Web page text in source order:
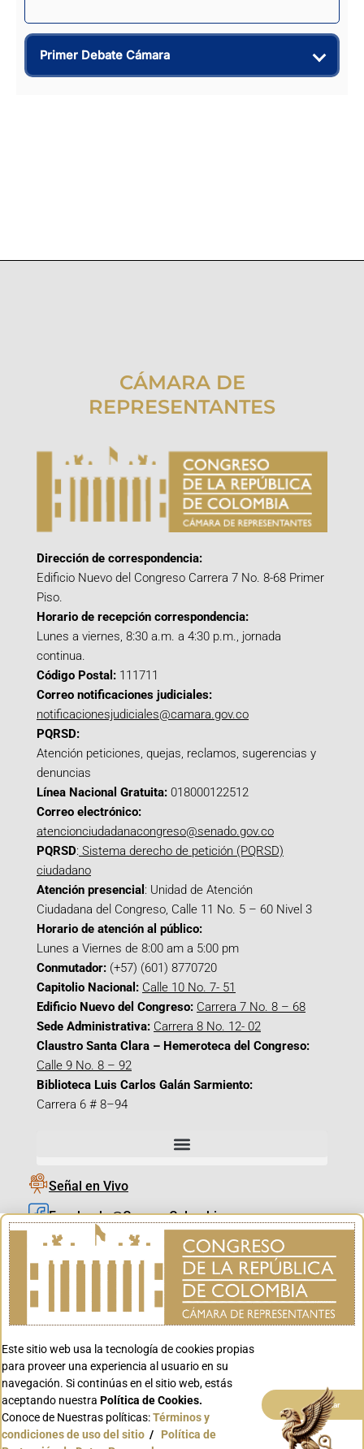
Primer Debate Cámara
CÁMARA DE
REPRESENTANTES
Dirección de correspondencia:
Edificio Nuevo del Congreso Carrera 7 No. 8-68 Primer
Piso.
Horario de recepción correspondencia:
Lunes a viernes, 8:30 a.m. a 4:30 p.m., jornada
continua.
Código Postal: 111711
Correo notificaciones judiciales:
notificacionesjudiciales@camara.gov.co
PQRSD:
Atención peticiones, quejas, reclamos, sugerencias y
denuncias
Línea Nacional Gratuita: 018000122512
Correo electrónico:
atencionciudadanacongreso@senado.gov.co
PQRSD: Sistema derecho de petición (PQRSD)
ciudadano
Atención presencial : Unidad de Atención
Ciudadana del Congreso, Calle 11 No. 5 – 60 Nivel 3
Horario de atención al público:
Lunes a Viernes de 8:00 am a 5:00 pm
Conmutador: (+57) (601) 8770720
Capitolio Nacional: Calle 10 No. 7- 51
Edificio Nuevo del Congreso: Carrera 7 No. 8 – 68
Sede Administrativa: Carrera 8 No. 12- 02
Claustro Santa Clara – Hemeroteca del Congreso:
Calle 9 No. 8 – 92
Biblioteca Luis Carlos Galán Sarmiento:
Carrera 6 # 8–94
Señal en Vivo
Facebook_@CamaraColombia
Instagram_@CamaraColombia
X_@CamaraColombia
Youtube_@CamaraColombia
Youtube_@CanalCongreso
Conoce GOV.CO
Este sitio web usa la tecnología de cookies propias
para proveer una experiencia al usuario en su
navegación. Si continúas en el sitio web, estás
aceptando nuestra Política de Cookies.
Conoce de Nuestras políticas:Términos y
condiciones de uso del sitio / Política de
Aceptar